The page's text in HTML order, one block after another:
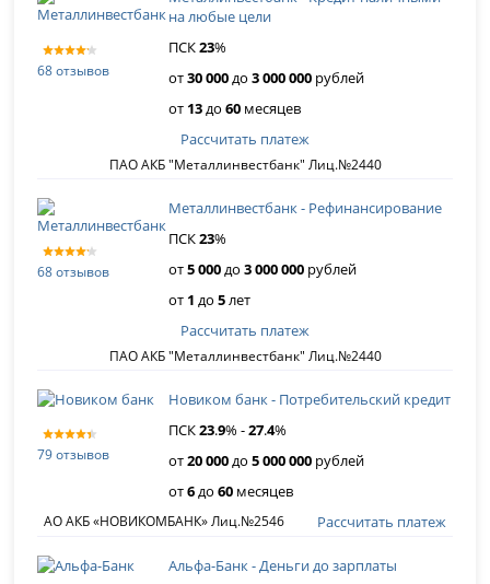
68 отзывов
на любые цели
ПСК23%
от30 000до3 000 000 рублей
от 13до60 месяцев
ПАО АКБ "Металлинвестбанк" Лиц.№2440
Рассчитать платеж
68 отзывов
Металлинвестбанк - Рефинансирование
ПСК23%
от5 000до3 000 000 рублей
от 1 до5лет
ПАО АКБ "Металлинвестбанк" Лиц.№2440
Рассчитать платеж
79 отзывов
Новиком банк - Потребительский кредит
ПСК23.9% -27.4%
от20 000до5 000 000 рублей
от6до60 месяцев
АО АКБ «НОВИКОМБАНК» Лиц.№2546 Рассчитать платеж
Альфа-Банк - Деньги до зарплаты